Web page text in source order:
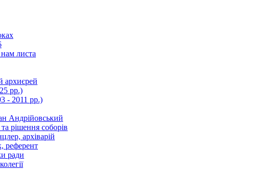
листа
архиєрей
рр.)
- 2011 рр.)
Андрійовський
та рішення соборів
архіварій
референт
ради